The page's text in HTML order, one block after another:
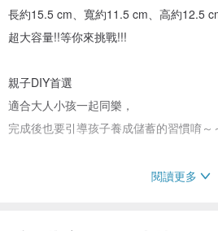
長約15.5 cm、寬約11.5 cm、高約12.5
超大容量!!等你來挑戰!!!
親子DIY首選
適合大人小孩一起同樂，
完成後也要引導孩子養成儲蓄的習慣唷～
閱讀更多